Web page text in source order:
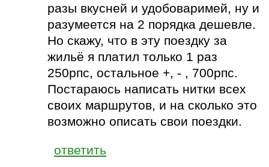
разы вкусней и удобоваримей, ну и
разумеется на 2 порядка дешевле.
Но скажу, что в эту поездку за
жильё я платил только 1 раз
250рпс, остальное +, - , 700рпс.
Постараюсь написать нитки всех
своих маршрутов, и на сколько это
возможно описать свои поездки.
ответить